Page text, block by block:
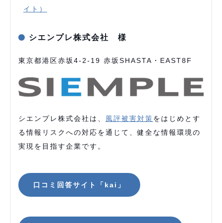
イト）
シエンプレ株式会社 様
東京都港区赤坂4-2-19 赤坂SHASTA・EAST8F
シエンプレ株式会社は、 風評被害対策をはじめとす
る情報リスクへの対応を通じて、健全な情報環境の
実現を目指す企業です。
口コミ回答サイト「kai」